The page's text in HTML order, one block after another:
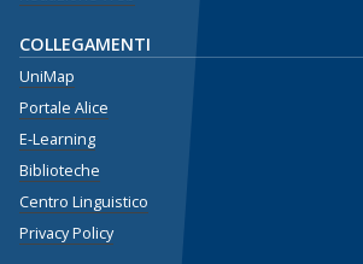
COLLEGAMENTI
UniMap
Portale Alice
E-Learning
Biblioteche
Centro Linguistico
Privacy Policy